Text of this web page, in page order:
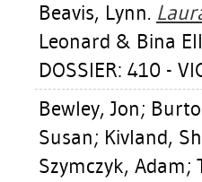
Beavis, Lynn.
Leonard & Bina
DOSSIER: 410 -
Bewley, Jon;
Susan; Kivland,
Szymczyk, Adam;